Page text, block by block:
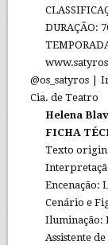
DURAÇÃO:
@os_satyros |
Cia. de Teatro
Helena
FICHA
Texto
Encenação:
Cenário e
Iluminação:
Assistente